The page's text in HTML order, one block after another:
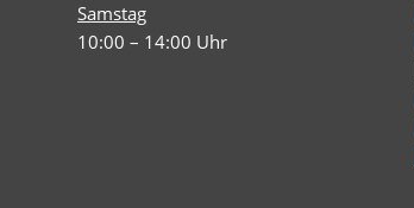
Samstag
10:00 – 14:00 Uhr